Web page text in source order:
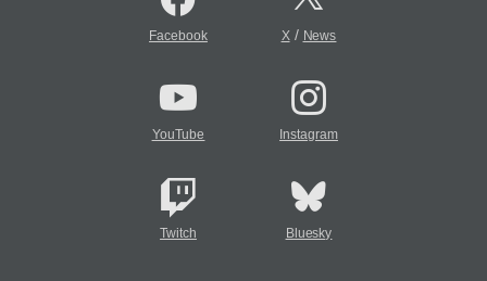
Facebook X/ News
YouTube Instagram
Twitch Bluesky